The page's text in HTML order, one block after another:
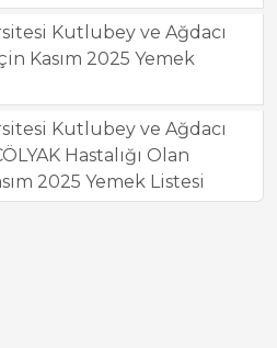
Kutlubey ve Ağdacı
Kasım 2025 Yemek
Kutlubey ve Ağdacı
Hastalığı Olan
2025 Yemek Listesi